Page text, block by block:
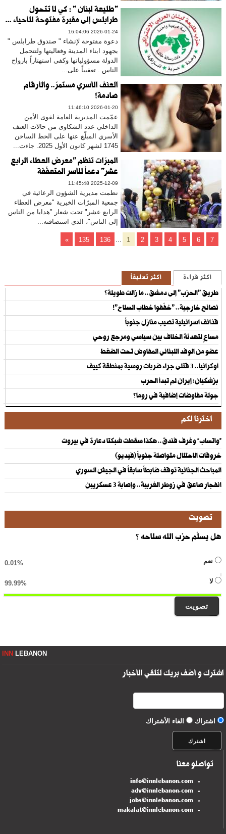
"طليعة لبنان " : كي لا تتحول
طرابلس إلى مقبرة مفتوحة للأحياء ...
2026-01-24 16:04:06
دعوة مفتوحة لإنشاء " صندوق طرابلس "
بجهود ابناء المدينة وفعاليتها ولتتحمل
الدولة مسؤولياتها وكفى استهتاراً بارواح
الناس . تعقيباً على...
العنف الأسري مستمرّ.. والأرقام
صادمة!
2026-01-20 11:46:10
عمّمت المديرية العامة لقوى الأمن
الداخلي عدد الشكاوى من حالات العنف
الأسري المبلّغ عنها على الخط الساخن
1745 لشهر كانون الأول 2025. جاءت...
المبرّات تنظم "معرض العطاء الرابع
عشر" دعماً للأسر المتعفّفة
2025-12-09 11:45:48
​​نظمت مديرية الشؤون الرعائية في
جمعية المبرّات الخيرية "معرض العطاء
الرابع عشر" تحت شعار "هدايا من الناس
إلى الناس"، الذي استضافته...
1 2 3 4 5 6 7
135 136
»
أكثر قراءة أكثر تعليقاً
طريق "الحزب" إلى دمشق.. ما زالت طويلة؟
نصائح خارجية.. "خفّفوا خطاب السلاح"!
قذائف اسرائيلية تصيب منازل جنوباً
مساعٍ لتهدئة الخلاف بين سياسي ومرجع روحي
عضو من الوفد اللبناني المفاوِض تحت الضغط
أوكرانيا.. 3 قتلى جراء ضربات روسية بمنطقة كييف
بزشكيان: إيران لم تبدأ الحرب
جولة مفاوضات إضافية في روما؟
اخترنا لكم
“واتساب” وغرف فندق.. هكذا سقطت شبكتا دعارة في بيروت
خروقات الاحتلال متواصلة جنوباً (فيديو)
المباحث الجنائية توقف ضابطاً سابقاً في الجيش السوري
انفجار صاعق في زوطر الغربية.. وإصابة 3 عسكريين
تصويت
هل يسلّم حزب الله سلاحه ؟
نعم 0.01%
لا 99.99%
تصويت
INNLEBANON
اشترك و أضف بريك لتلقي الأخبار
اشتراك الغاء الأشتراك
تواصلو معنا
info@innlebanon.com
adv@innlebanon.com
jobs@innlebanon.com
makalat@innlebanon.com